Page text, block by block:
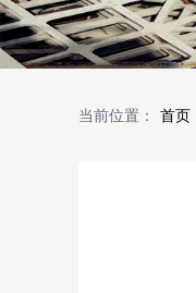
当前位置： 首页